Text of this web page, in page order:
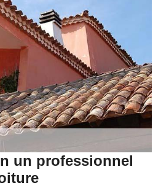
un professionnel